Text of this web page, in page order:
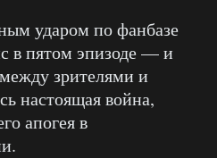
ударом по фанбазе
в пятом эпизоде — и
зрителями и
настоящая война,
апогея в